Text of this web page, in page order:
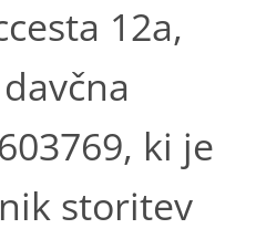
12a,
ki je
storitev